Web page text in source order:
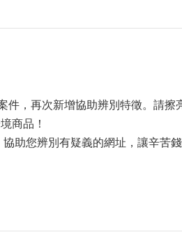
，再次新增協助辨別特徵。請擦
商品！
助您辨別有疑義的網址，讓辛苦錢